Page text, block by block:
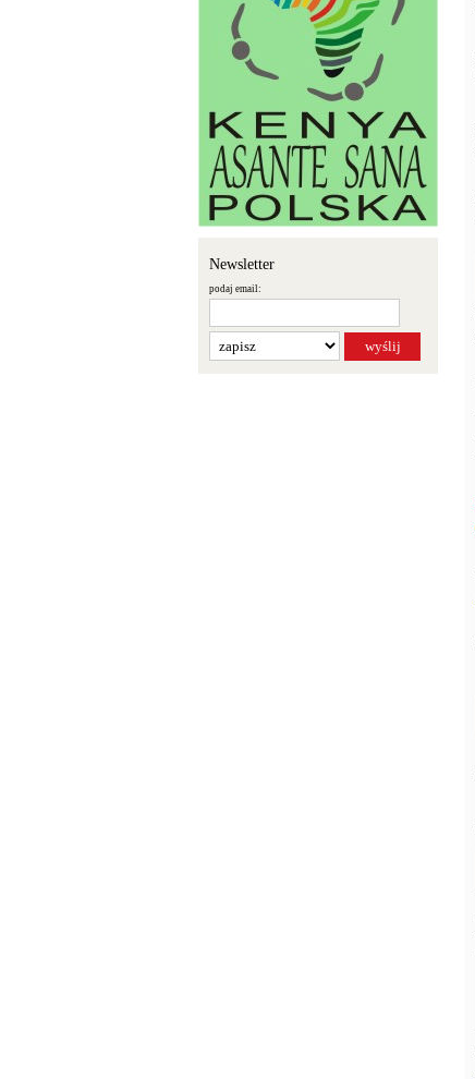
Newsletter
podaj email: